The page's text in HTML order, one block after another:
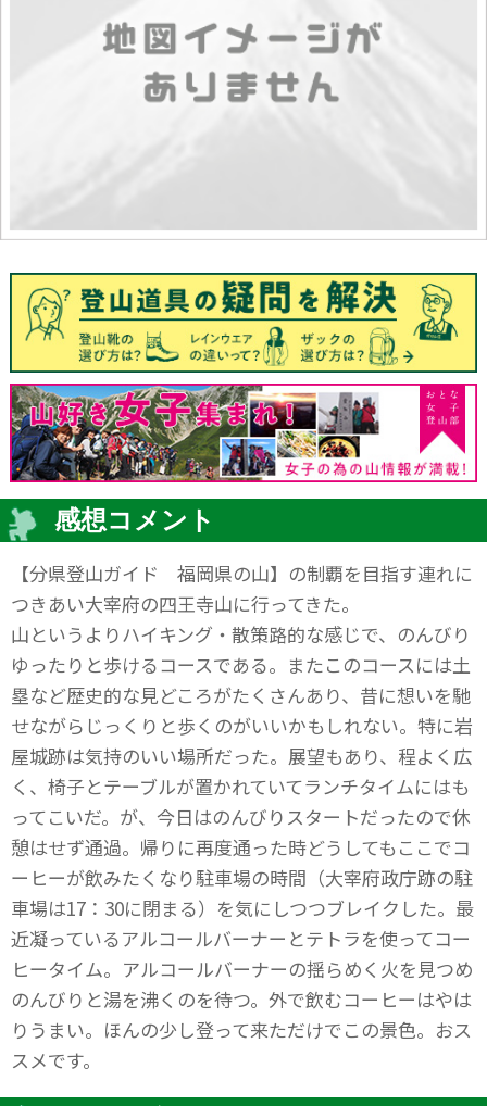
感想コメント
【分県登山ガイド 福岡県の山】の制覇を目指す連れに
つきあい大宰府の四王寺山に行ってきた。
山というよりハイキング・散策路的な感じで、のんびり
ゆったりと歩けるコースである。またこのコースには土
塁など歴史的な見どころがたくさんあり、昔に想いを馳
せながらじっくりと歩くのがいいかもしれない。特に岩
屋城跡は気持のいい場所だった。展望もあり、程よく広
く、椅子とテーブルが置かれていてランチタイムにはも
ってこいだ。が、今日はのんびりスタートだったので休
憩はせず通過。帰りに再度通った時どうしてもここでコ
ーヒーが飲みたくなり駐車場の時間（大宰府政庁跡の駐
車場は17：30に閉まる）を気にしつつブレイクした。最
近凝っているアルコールバーナーとテトラを使ってコー
ヒータイム。アルコールバーナーの揺らめく火を見つめ
のんびりと湯を沸くのを待つ。外で飲むコーヒーはやは
りうまい。ほんの少し登って来ただけでこの景色。おス
スメです。